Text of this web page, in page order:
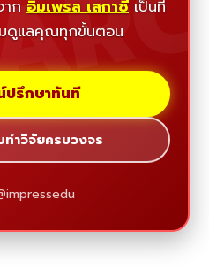
ก อิมเพรส เลกาซี่ เป็นที่
ดูแลคุณทุกขั้นตอน
ปรึกษาทันที
ทำวิจัยครบวงจร